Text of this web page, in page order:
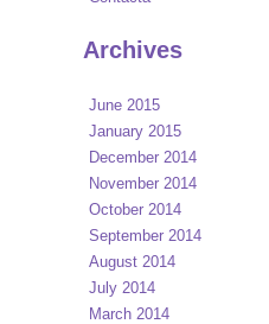
Archives
June 2015
January 2015
December 2014
November 2014
October 2014
September 2014
August 2014
July 2014
March 2014